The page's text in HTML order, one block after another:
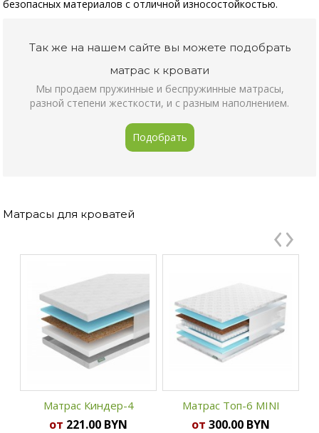
безопасных материалов с отличной износостойкостью.
Так же на нашем сайте вы можете подобрать
матрас к кровати
Мы продаем пружинные и беспружинные матрасы,
разной степени жесткости, и с разным наполнением.
Подобрать
Матрасы для кроватей
Матрас Киндер-4
от 221.00 BYN
Матрас Топ-6 MINI
от 300.00 BYN